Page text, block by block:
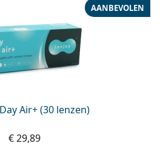
Air+ (30 lenzen)
AANBEVOLEN
€ 29,89